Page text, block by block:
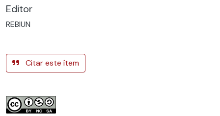
Editor
REBIUN
Citar este ítem